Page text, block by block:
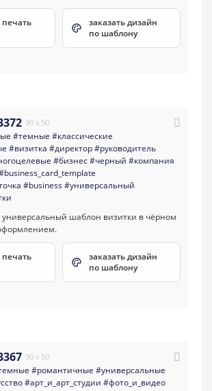
печать
заказать дизайн
по шаблону
90 x 50
#темные #классические
#визитка #директор#руководитель
#бизнес#черный #компания
#business#универсальный
печать
заказать дизайн
по шаблону
90 x 50
#романтичные #универсальные
#арт_и_арт_студии #фото_и_видео